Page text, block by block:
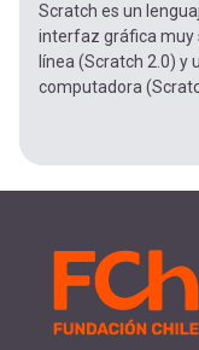
Scratch es un
interfaz gráfica muy
línea (Scratch 2.0) y
computadora